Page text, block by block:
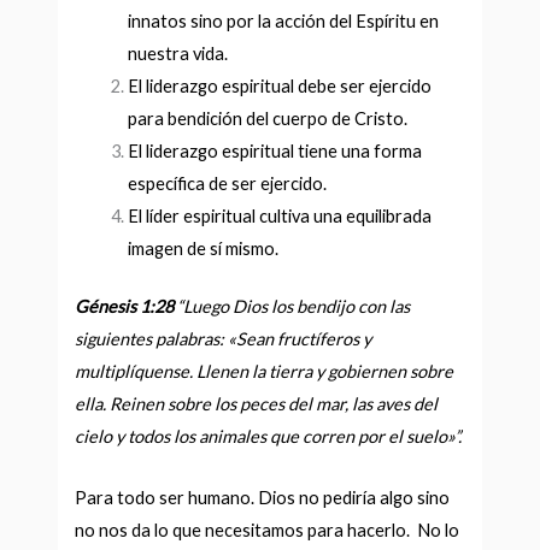
innatos sino por la acción del Espíritu en
nuestra vida.
El liderazgo espiritual debe ser ejercido
para bendición del cuerpo de Cristo.
El liderazgo espiritual tiene una forma
específica de ser ejercido.
El líder espiritual cultiva una equilibrada
imagen de sí mismo.
Génesis 1:28“Luego Dios los bendijo con las
siguientes palabras: «Sean fructíferos y
multiplíquense. Llenen la tierra y gobiernen sobre
ella. Reinen sobre los peces del mar, las aves del
cielo y todos los animales que corren por el suelo»”.
Para todo ser humano. Dios no pediría algo sino
no nos da lo que necesitamos para hacerlo. No lo